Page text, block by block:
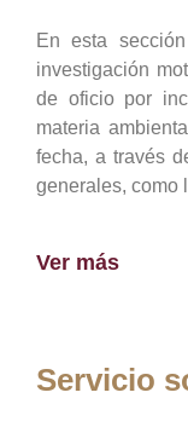
En esta
investigación
de oficio por
materia
fecha, a través
generales, como
Ver más
Servicio